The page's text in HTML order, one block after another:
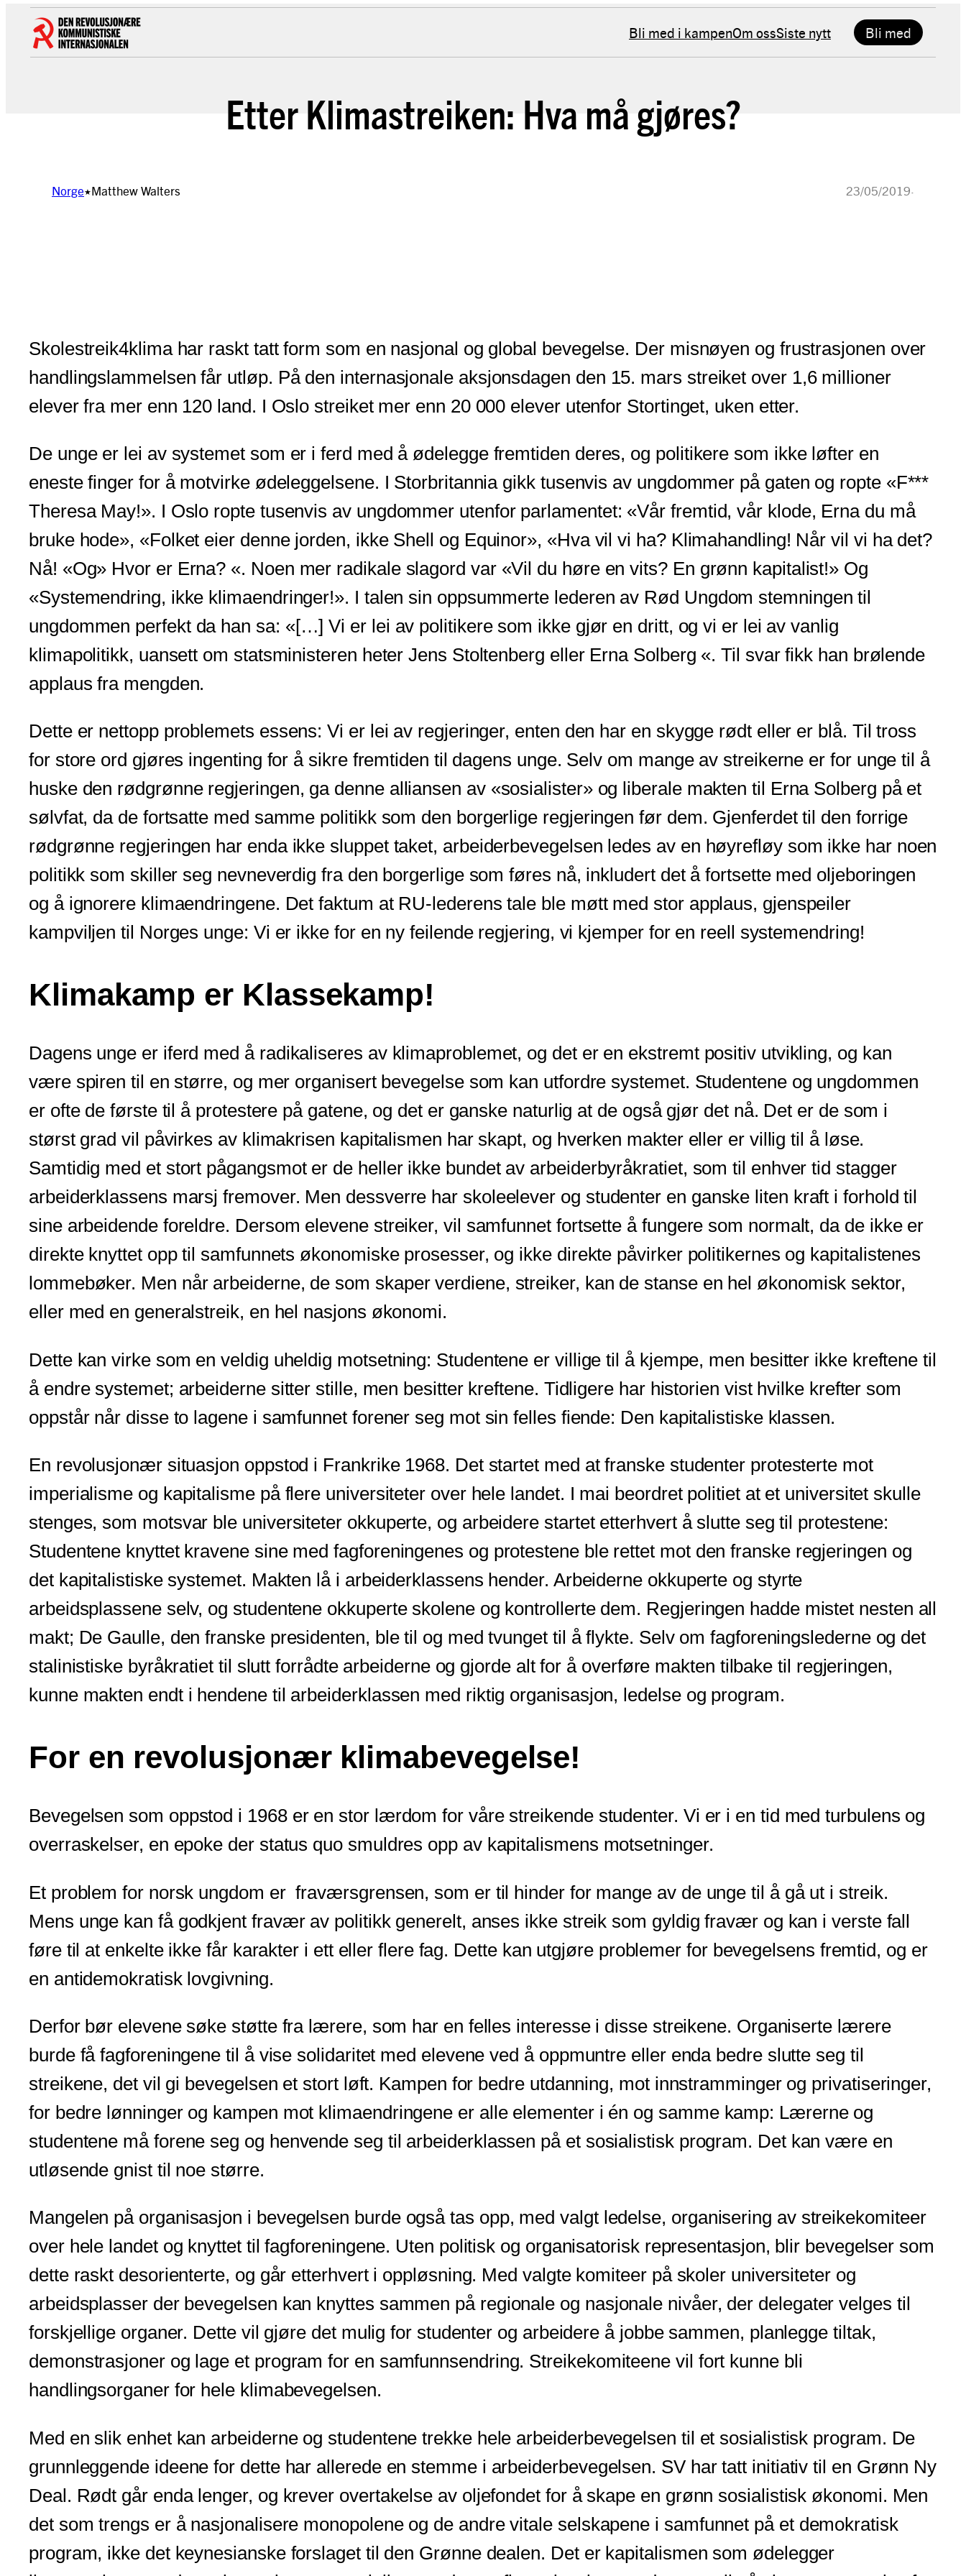
Hopp
innhold
Bli med i kampenOm ossSiste nytt Bli med
Etter Klimastreiken: Hva må gjøres?
Norge★Matthew Walters 23/05/2019·
Skolestreik4klima har raskt tatt form som en nasjonal og global bevegelse. Der misnøyen og frustrasjonen over
handlingslammelsen får utløp. På den internasjonale aksjonsdagen den 15. mars streiket over 1,6 millioner
elever fra mer enn 120 land. I Oslo streiket mer enn 20 000 elever utenfor Stortinget, uken etter.
De unge er lei av systemet som er i ferd med å ødelegge fremtiden deres, og politikere som ikke løfter en
eneste finger for å motvirke ødeleggelsene. I Storbritannia gikk tusenvis av ungdommer på gaten og ropte «F***
Theresa May!». I Oslo ropte tusenvis av ungdommer utenfor parlamentet: «Vår fremtid, vår klode, Erna du må
bruke hode», «Folket eier denne jorden, ikke Shell og Equinor», «Hva vil vi ha? Klimahandling! Når vil vi ha det?
Nå! «Og» Hvor er Erna? «. Noen mer radikale slagord var «Vil du høre en vits? En grønn kapitalist!» Og
«Systemendring, ikke klimaendringer!». I talen sin oppsummerte lederen av Rød Ungdom stemningen til
ungdommen perfekt da han sa: «[…] Vi er lei av politikere som ikke gjør en dritt, og vi er lei av vanlig
klimapolitikk, uansett om statsministeren heter Jens Stoltenberg eller Erna Solberg «. Til svar fikk han brølende
applaus fra mengden.
Dette er nettopp problemets essens: Vi er lei av regjeringer, enten den har en skygge rødt eller er blå. Til tross
for store ord gjøres ingenting for å sikre fremtiden til dagens unge. Selv om mange av streikerne er for unge til å
huske den rødgrønne regjeringen, ga denne alliansen av «sosialister» og liberale makten til Erna Solberg på et
sølvfat, da de fortsatte med samme politikk som den borgerlige regjeringen før dem. Gjenferdet til den forrige
rødgrønne regjeringen har enda ikke sluppet taket, arbeiderbevegelsen ledes av en høyrefløy som ikke har noen
politikk som skiller seg nevneverdig fra den borgerlige som føres nå, inkludert det å fortsette med oljeboringen
og å ignorere klimaendringene. Det faktum at RU-lederens tale ble møtt med stor applaus, gjenspeiler
kampviljen til Norges unge: Vi er ikke for en ny feilende regjering, vi kjemper for en reell systemendring!
Klimakamp er Klassekamp!
Dagens unge er iferd med å radikaliseres av klimaproblemet, og det er en ekstremt positiv utvikling, og kan
være spiren til en større, og mer organisert bevegelse som kan utfordre systemet. Studentene og ungdommen
er ofte de første til å protestere på gatene, og det er ganske naturlig at de også gjør det nå. Det er de som i
størst grad vil påvirkes av klimakrisen kapitalismen har skapt, og hverken makter eller er villig til å løse.
Samtidig med et stort pågangsmot er de heller ikke bundet av arbeiderbyråkratiet, som til enhver tid stagger
arbeiderklassens marsj fremover. Men dessverre har skoleelever og studenter en ganske liten kraft i forhold til
sine arbeidende foreldre. Dersom elevene streiker, vil samfunnet fortsette å fungere som normalt, da de ikke er
direkte knyttet opp til samfunnets økonomiske prosesser, og ikke direkte påvirker politikernes og kapitalistenes
lommebøker. Men når arbeiderne, de som skaper verdiene, streiker, kan de stanse en hel økonomisk sektor,
eller med en generalstreik, en hel nasjons økonomi.
Dette kan virke som en veldig uheldig motsetning: Studentene er villige til å kjempe, men besitter ikke kreftene til
å endre systemet; arbeiderne sitter stille, men besitter kreftene. Tidligere har historien vist hvilke krefter som
oppstår når disse to lagene i samfunnet forener seg mot sin felles fiende: Den kapitalistiske klassen.
En revolusjonær situasjon oppstod i Frankrike 1968. Det startet med at franske studenter protesterte mot
imperialisme og kapitalisme på flere universiteter over hele landet. I mai beordret politiet at et universitet skulle
stenges, som motsvar ble universiteter okkuperte, og arbeidere startet etterhvert å slutte seg til protestene:
Studentene knyttet kravene sine med fagforeningenes og protestene ble rettet mot den franske regjeringen og
det kapitalistiske systemet. Makten lå i arbeiderklassens hender. Arbeiderne okkuperte og styrte
arbeidsplassene selv, og studentene okkuperte skolene og kontrollerte dem. Regjeringen hadde mistet nesten all
makt; De Gaulle, den franske presidenten, ble til og med tvunget til å flykte. Selv om fagforeningslederne og det
stalinistiske byråkratiet til slutt forrådte arbeiderne og gjorde alt for å overføre makten tilbake til regjeringen,
kunne makten endt i hendene til arbeiderklassen med riktig organisasjon, ledelse og program.
For en revolusjonær klimabevegelse!
Bevegelsen som oppstod i 1968 er en stor lærdom for våre streikende studenter. Vi er i en tid med turbulens og
overraskelser, en epoke der status quo smuldres opp av kapitalismens motsetninger.
Et problem for norsk ungdom er fraværsgrensen, som er til hinder for mange av de unge til å gå ut i streik.
Mens unge kan få godkjent fravær av politikk generelt, anses ikke streik som gyldig fravær og kan i verste fall
føre til at enkelte ikke får karakter i ett eller flere fag. Dette kan utgjøre problemer for bevegelsens fremtid, og er
en antidemokratisk lovgivning.
Derfor bør elevene søke støtte fra lærere, som har en felles interesse i disse streikene. Organiserte lærere
burde få fagforeningene til å vise solidaritet med elevene ved å oppmuntre eller enda bedre slutte seg til
streikene, det vil gi bevegelsen et stort løft. Kampen for bedre utdanning, mot innstramminger og privatiseringer,
for bedre lønninger og kampen mot klimaendringene er alle elementer i én og samme kamp: Lærerne og
studentene må forene seg og henvende seg til arbeiderklassen på et sosialistisk program. Det kan være en
utløsende gnist til noe større.
Mangelen på organisasjon i bevegelsen burde også tas opp, med valgt ledelse, organisering av streikekomiteer
over hele landet og knyttet til fagforeningene. Uten politisk og organisatorisk representasjon, blir bevegelser som
dette raskt desorienterte, og går etterhvert i oppløsning. Med valgte komiteer på skoler universiteter og
arbeidsplasser der bevegelsen kan knyttes sammen på regionale og nasjonale nivåer, der delegater velges til
forskjellige organer. Dette vil gjøre det mulig for studenter og arbeidere å jobbe sammen, planlegge tiltak,
demonstrasjoner og lage et program for en samfunnsendring. Streikekomiteene vil fort kunne bli
handlingsorganer for hele klimabevegelsen.
Med en slik enhet kan arbeiderne og studentene trekke hele arbeiderbevegelsen til et sosialistisk program. De
grunnleggende ideene for dette har allerede en stemme i arbeiderbevegelsen. SV har tatt initiativ til en Grønn Ny
Deal. Rødt går enda lenger, og krever overtakelse av oljefondet for å skape en grønn sosialistisk økonomi. Men
det som trengs er å nasjonalisere monopolene og de andre vitale selskapene i samfunnet på et demokratisk
program, ikke det keynesianske forslaget til den Grønne dealen. Det er kapitalismen som ødelegger